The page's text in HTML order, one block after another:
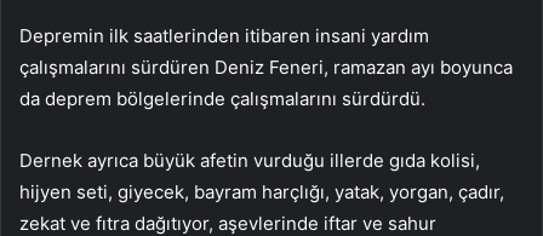
Depremin ilk saatlerinden itibaren insani yardım
çalışmalarını sürdüren Deniz Feneri, ramazan ayı boyunca
da deprem bölgelerinde çalışmalarını sürdürdü.
Dernek ayrıca büyük afetin vurduğu illerde gıda kolisi,
hijyen seti, giyecek, bayram harçlığı, yatak, yorgan, çadır,
zekat ve fıtra dağıtıyor, aşevlerinde iftar ve sahur